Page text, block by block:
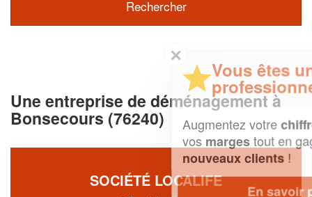
Une entreprise de déménagement à
Bonsecours (76240)
SOCIÉTÉ LOCALIFE
Vous êtes un
professionnel ?
Augmentez votrechiffre d'affaireset
tout en gagnant de
nouveaux clients!
En savoir plus